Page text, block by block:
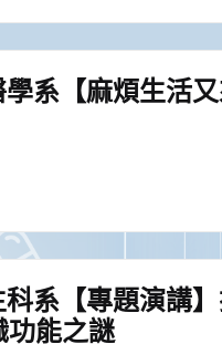
系【麻煩生活
系【專題演講
功能之謎